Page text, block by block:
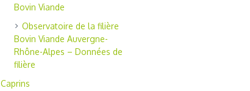
Bovin Viande
Observatoire de la filière
Bovin Viande Auvergne-
Rhône-Alpes – Données de
filière
Caprins